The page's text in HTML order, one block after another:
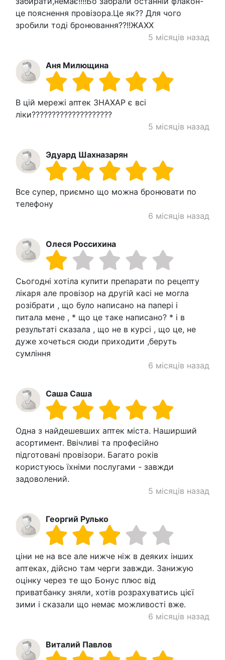
це пояснення провізора.Це як?? Для чого
зробили тоді бронювання??!!ЖАХХ
5 місяців назад
Аня Милющина
В цій мережі аптек ЗНАХАР є всі
ліки????????????????????
5 місяців назад
Эдуард Шахназарян
Все супер, приємно що можна бронювати по
телефону
6 місяців назад
Олеся Россихина
Сьогодні хотіла купити препарати по рецепту
лікаря але провізор на другій касі не могла
розібрати , що було написано на папері і
питала мене , * що це таке написано? * і в
результаті сказала , що не в курсі , що це, не
дуже хочеться сюди приходити ,беруть
сумління
6 місяців назад
Саша Саша
Одна з найдешевших аптек міста. Наширший
асортимент. Ввічливі та професійно
підготовані провізори. Багато років
користуюсь їхніми послугами - завжди
задоволений.
5 місяців назад
Георгий Рулько
ціни не на все але нижче ніж в деяких інших
аптеках, дійсно там черги завжди. Занижую
оцінку через те що Бонус плюс від
приватбанку зняли, хотів розрахуватись цієї
зими і сказали що немає можливості вже.
6 місяців назад
Виталий Павлов